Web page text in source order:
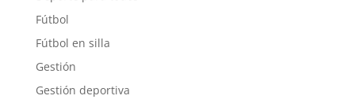
Fútbol
Fútbol en silla
Gestión
Gestión deportiva